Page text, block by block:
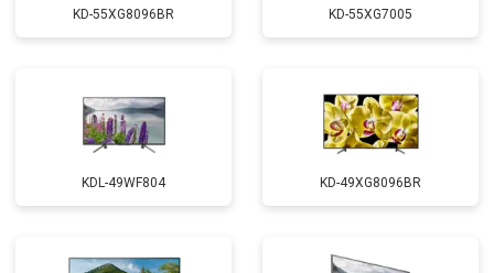
KD-55XG8096BR KD-55XG7005
KDL-49WF804 KD-49XG8096BR